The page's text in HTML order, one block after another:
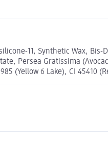
11, Synthetic Wax,
Persea Gratissima
(Yellow 6 Lake), CI 45410